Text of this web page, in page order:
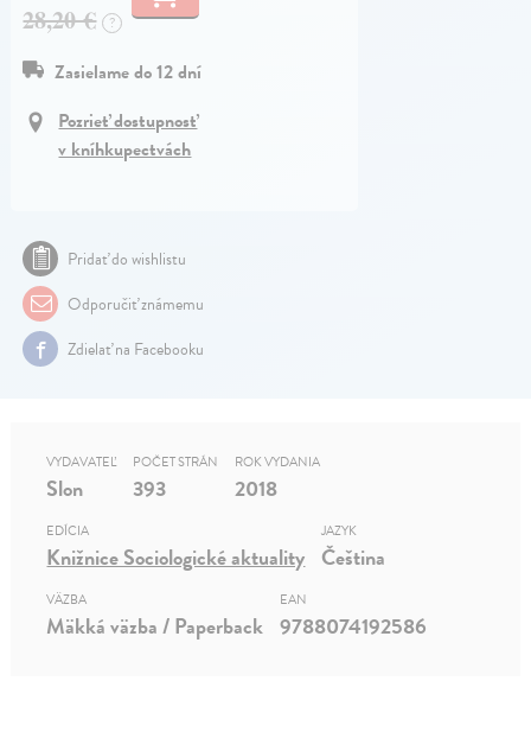
28,20 € ?
Zasielame do 12 dní
Pozrieť dostupnosť
v kníhkupectvách
Pridať do wishlistu
Odporučiť známemu
Zdielať na Facebooku
VYDAVATEĽ
Slon
POČET STRÁN
393
ROK VYDANIA
2018
EDÍCIA
Knižnice Sociologické aktuality
JAZYK
Čeština
VÄZBA
Mäkká väzba / Paperback
EAN
9788074192586